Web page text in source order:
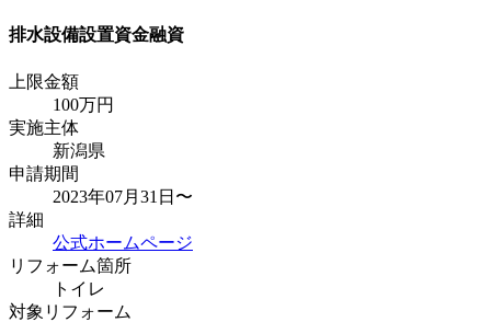
排水設備設置資金融資
上限金額
100万円
実施主体
新潟県
申請期間
2023年07月31日〜
詳細
公式ホームページ
リフォーム箇所
トイレ
対象リフォーム